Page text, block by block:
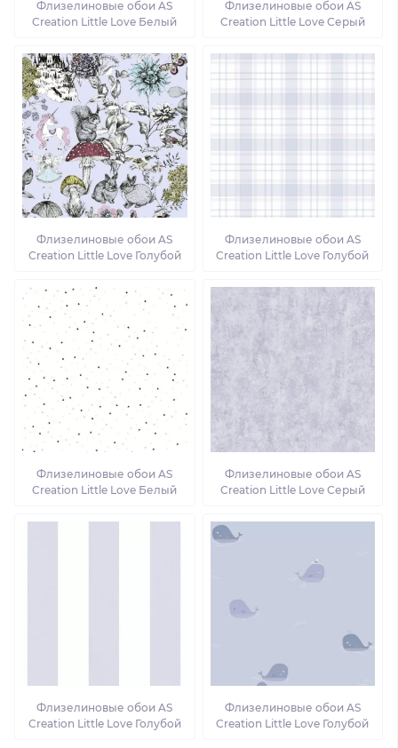
Флизелиновые обои AS
Creation Little Love Белый
Флизелиновые обои AS
Creation Little Love Серый
Флизелиновые обои AS
Creation Little Love Голубой
Флизелиновые обои AS
Creation Little Love Голубой
Флизелиновые обои AS
Creation Little Love Белый
Флизелиновые обои AS
Creation Little Love Серый
Флизелиновые обои AS
Creation Little Love Голубой
Флизелиновые обои AS
Creation Little Love Голубой